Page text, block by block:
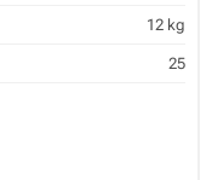
12 kg
25